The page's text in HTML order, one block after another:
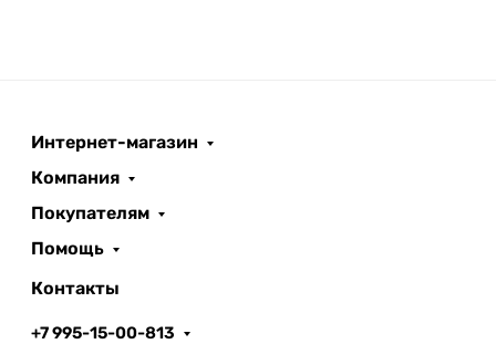
Интернет-магазин
Компания
Покупателям
Помощь
Контакты
+7 995-15-00-813